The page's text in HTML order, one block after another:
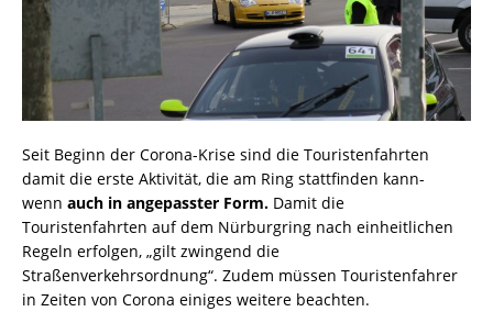
Seit Beginn der Corona-Krise sind die Touristenfahrten
damit die erste Aktivität, die am Ring stattfinden kann-
wenn auch in angepasster Form. Damit die
Touristenfahrten auf dem Nürburgring nach einheitlichen
Regeln erfolgen, „gilt zwingend die
Straßenverkehrsordnung“. Zudem müssen Touristenfahrer
in Zeiten von Corona einiges weitere beachten.